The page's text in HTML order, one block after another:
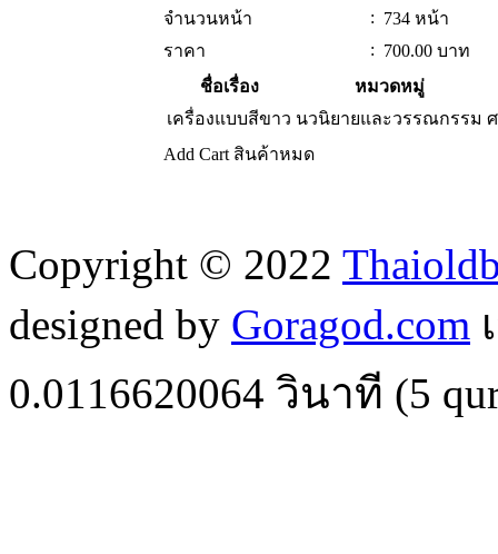
จำนวนหน้า
: 734 หน้า
ราคา
: 700.00 บาท
ชื่อเรื่อง
หมวดหมู่
เครื่องแบบสีขาว นวนิยายและวรรณกรรม
Add Cart สินค้าหมด
Copyright © 2022
designed by Goragod.com
0.0116620064 วินาที (5